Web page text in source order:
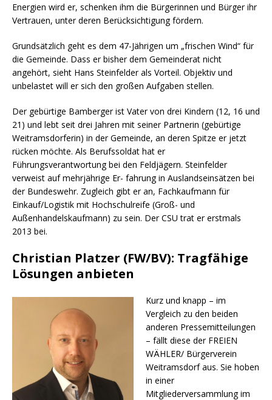
Energien wird er, schenken ihm die Bürgerinnen und Bürger ihr
Vertrauen, unter deren Berücksichtigung fördern.
Grundsätzlich geht es dem 47-Jährigen um „frischen Wind“ für
die Gemeinde. Dass er bisher dem Gemeinderat nicht
angehört, sieht Hans Steinfelder als Vorteil. Objektiv und
unbelastet will er sich den großen Aufgaben stellen.
Der gebürtige Bamberger ist Vater von drei Kindern (12, 16 und
21) und lebt seit drei Jahren mit seiner Partnerin (gebürtige
Weitramsdorferin) in der Gemeinde, an deren Spitze er jetzt
rücken möchte. Als Berufssoldat hat er
Führungsverantwortung bei den Feldjägern. Steinfelder
verweist auf mehrjährige Er- fahrung in Auslandseinsätzen bei
der Bundeswehr. Zugleich gibt er an, Fachkaufmann für
Einkauf/Logistik mit Hochschulreife (Groß- und
Außenhandelskaufmann) zu sein. Der CSU trat er erstmals
2013 bei.
Christian Platzer (FW/BV): Tragfähige
Lösungen anbieten
Kurz und knapp – im
Vergleich zu den beiden
anderen Pressemitteilungen
– fällt diese der FREIEN
WÄHLER/ Bürgerverein
Weitramsdorf aus. Sie hoben
in einer
Mitgliederversammlung im